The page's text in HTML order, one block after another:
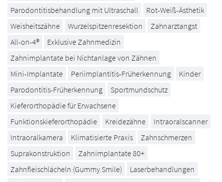
Parodontitisbehandlung mit Ultraschall
Rot-Weiß-Ästhetik
Weisheitszähne
Wurzelspitzenresektion
Zahnarztangst
All-on-4®
Exklusive Zahnmedizin
Zahnimplantate bei Nichtanlage von Zähnen
Mini-Implantate
Periimplantitis-Früherkennung
Kinder
Parodontitis-Früherkennung
Sportmundschutz
Kieferorthopädie für Erwachsene
Funktionskieferorthopädie
Kreidezähne
Intraoralscanner
Intraoralkamera
Klimatisierte Praxis
Zahnschmerzen
Suprakonstruktion
Zahnimplantate 80+
Zahnfleischlächeln (Gummy Smile)
Laserbehandlungen